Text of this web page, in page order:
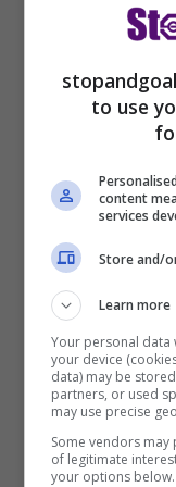
Marcello
colpe non
al mister, ma
patron si è
dell’ex ds
richiamare
Subito dopo
addio, è
comunica il
parlando di
quest’ultimo
dal 2019 si
del club.
to use
content
services
Store and/
Learn more
Your personal
your device
data) may be
partners, or used
may use precise
Some vendors
of legitimate
your options